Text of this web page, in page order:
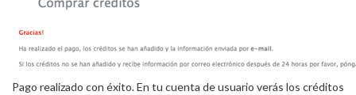
Pago realizado con éxito. En tu cuenta de usuario verás los créditos